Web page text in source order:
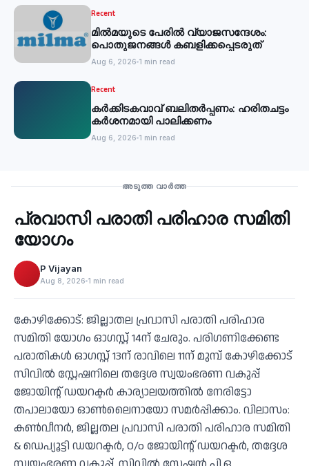
Recent
മില്‍മയുടെ പേരില്‍ വ്യാജസന്ദേശം:
പൊതുജനങ്ങള്‍ കബളിക്കപ്പെടരുത്
Aug 6, 2026 1 min read
Recent
കര്‍ക്കിടകവാവ് ബലിതര്‍പ്പണം: ഹരിതചട്ടം
കര്‍ശനമായി പാലിക്കണം
Aug 6, 2026 1 min read
അടുത്ത വാർത്ത
‹
പ്രവാസി പരാതി പരിഹാര സമിതി
യോഗം
P Vijayan
Aug 8, 2026 1 min read
കോഴിക്കോട്: ജില്ലാതല പ്രവാസി പരാതി പരിഹാര
സമിതി യോഗം ഓഗസ്റ്റ് 14ന് ചേരും. പരിഗണിക്കേണ്ട
പരാതികള്‍ ഓഗസ്റ്റ് 13ന് രാവിലെ 11ന് മുമ്പ് കോഴിക്കോട്
സിവില്‍ സ്റ്റേഷനിലെ തദ്ദേശ സ്വയംഭരണ വകുപ്പ്
ജോയിന്റ് ഡയറക്ടര്‍ കാര്യാലയത്തില്‍ നേരിട്ടോ
തപാലായോ ഓണ്‍ലൈനായോ സമര്‍പ്പിക്കാം. വിലാസം:
കണ്‍വീനര്‍, ജില്ലതല പ്രവാസി പരാതി പരിഹാര സമിതി
& ഡെപ്യൂട്ടി ഡയറക്ടര്‍, O/o ജോയിന്റ് ഡയറക്ടര്‍, തദ്ദേശ